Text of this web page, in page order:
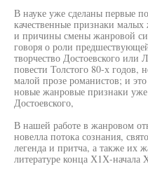
В науке уже сделаны первые
качественные признаки малых
и причины смены жанровой
говоря о роли
творчество Достоевского
повести Толстого 80-х годов,
малой прозе романистов; и
новые жанровые признаки
Достоевского,
В нашей работе в жанровом
новелла потока сознания,
легенда и притча, а также их
литературе конца Х1Х-начала